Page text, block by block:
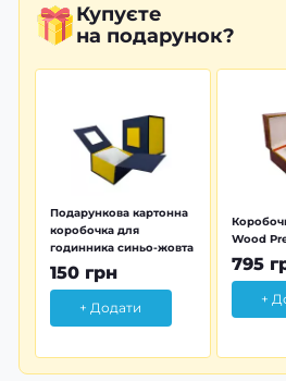
Купуєте
на подарунок?
Подарункова картонна
коробочка для
годинника синьо-жовта
150 грн
+ Додати
Wood
795
+